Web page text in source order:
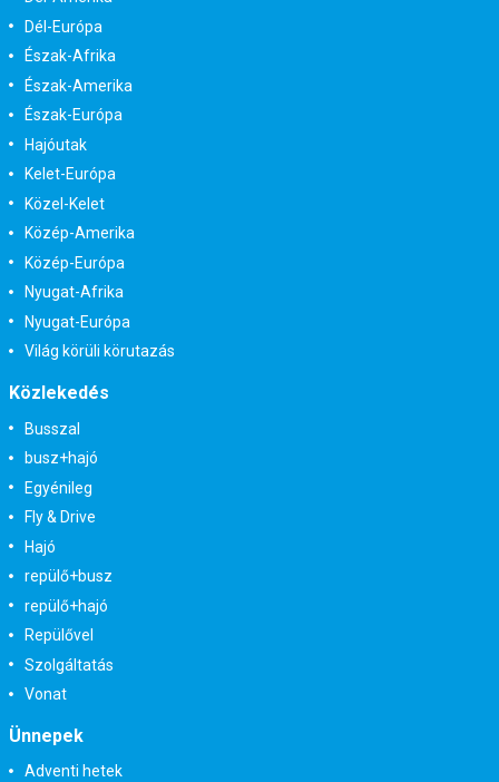
Dél-Európa
Észak-Afrika
Észak-Amerika
Észak-Európa
Hajóutak
Kelet-Európa
Közel-Kelet
Közép-Amerika
Közép-Európa
Nyugat-Afrika
Nyugat-Európa
Világ körüli körutazás
Közlekedés
Busszal
busz+hajó
Egyénileg
Fly & Drive
Hajó
repülő+busz
repülő+hajó
Repülővel
Szolgáltatás
Vonat
Ünnepek
Adventi hetek